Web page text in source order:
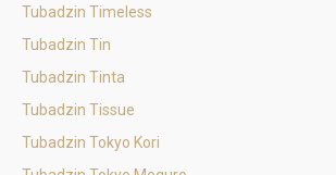
Tubadzin Timeless
Tubadzin Tin
Tubadzin Tinta
Tubadzin Tissue
Tubadzin Tokyo Kori